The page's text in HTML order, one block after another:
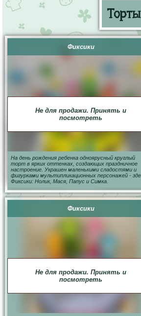
Фиксики
Не для продажи. Принять и
посмотреть
На день рождения ребенка одноярусный круглый
торт в ярких оттенках, создающих праздничное
настроение. Украшен маленькими сладостями и
фигурками мультипликационных персонажей -
Фиксики: Нолик, Мася, Папус и Симка.
Фиксики
Не для продажи. Принять и
посмотреть